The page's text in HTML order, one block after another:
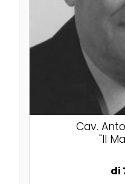
Cav.
"Il
di